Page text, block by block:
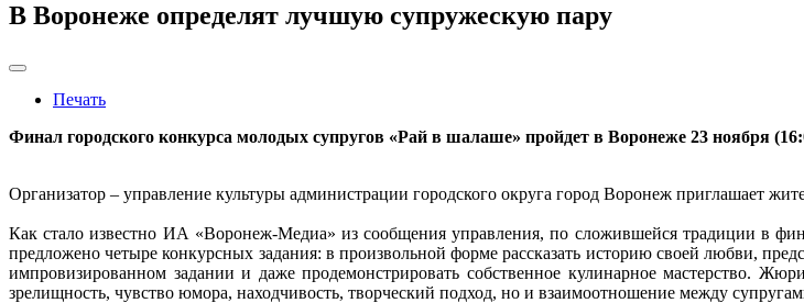
В Воронеже определят лучшую супружескую пару
Печать
Финал городского конкурса молодых супругов «Рай в шалаше» пройдет в Воронеже 23 ноября
Организатор – управление культуры администрации городского округа город Воронеж приглашает
Как стало известно ИА «Воронеж-Медиа» из сообщения управления, по сложившейся традиции в
предложено четыре конкурсных задания: в произвольной форме рассказать историю своей любви,
импровизированном задании и даже продемонстрировать собственное кулинарное мастерство.
зрелищность, чувство юмора, находчивость, творческий подход, но и взаимоотношение между